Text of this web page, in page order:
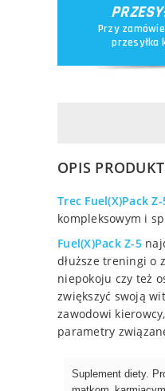
Przy
przesyłka
OPIS
Trec Fuel(X)Pack Z-
kompleksowym i
Fuel(X)Pack Z-5
dłuższe treningi o
niepokoju czy też
zwiększyć swoją
zawodowi
parametry